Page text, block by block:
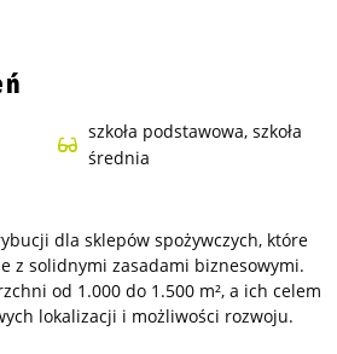
szkoła podstawowa, szkoła
średnia
dla sklepów spożywczych, które
z solidnymi zasadami biznesowymi.
od 1.000 do 1.500 m², a ich celem
lokalizacji i możliwości rozwoju.